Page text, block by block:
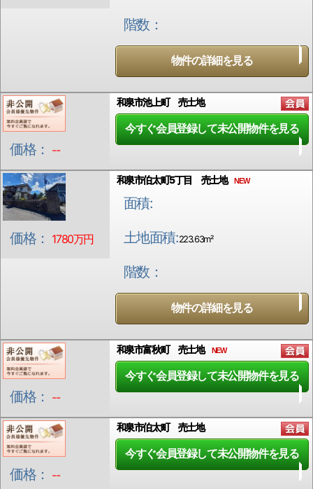
階数：
物件の詳細を見る
価格： --
和泉市池上町 売土地
今すぐ会員登録して未公開物件を見る
価格： 1780万円
和泉市伯太町5丁目 売土地 NEW
面積:
土地面積:223.63m²
階数：
物件の詳細を見る
価格： --
和泉市富秋町 売土地 NEW
今すぐ会員登録して未公開物件を見る
価格： --
和泉市伯太町 売土地
今すぐ会員登録して未公開物件を見る